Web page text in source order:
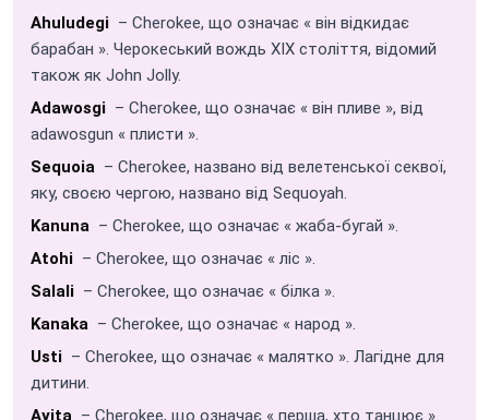
Ahuludegi – Cherokee, що означає « він відкидає
барабан ». Черокеський вождь XIX століття, відомий
також як John Jolly.
Adawosgi – Cherokee, що означає « він пливе », від
adawosgun « плисти ».
Sequoia – Cherokee, названо від велетенської секвої,
яку, своєю чергою, названо від Sequoyah.
Kanuna – Cherokee, що означає « жаба-бугай ».
Atohi – Cherokee, що означає « ліс ».
Salali – Cherokee, що означає « білка ».
Kanaka – Cherokee, що означає « народ ».
Usti – Cherokee, що означає « малятко ». Лагідне для
дитини.
Ayita – Cherokee, що означає « перша, хто танцює ».